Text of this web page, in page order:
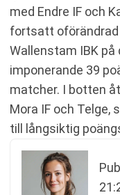
med Endre IF och
fortsatt oförändrad
Wallenstam IBK
imponerande 39
matcher. I botten
Mora IF och Telge,
till långsiktig